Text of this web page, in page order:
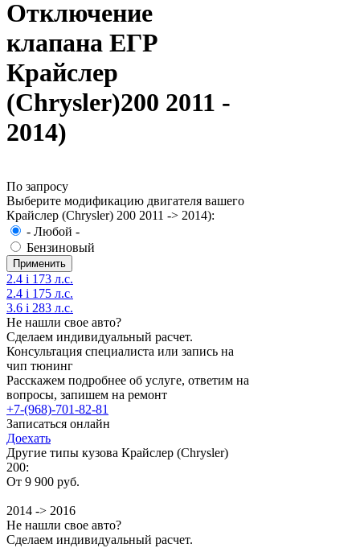
Отключение
клапана ЕГР
Крайслер
(Chrysler)200 2011 -
2014)
По запросу
Выберите модификацию двигателя вашего
Крайслер (Chrysler) 200 2011 -> 2014):
- Любой -
Бензиновый
2.4 i 173 л.с.
2.4 i 175 л.с.
3.6 i 283 л.с.
Не нашли свое авто?
Сделаем индивидуальный расчет.
Консультация специалиста или запись на
чип тюнинг
Расскажем подробнее об услуге, ответим на
вопросы, запишем на ремонт
+7-(968)-701-82-81
Записаться онлайн
Доехать
Другие типы кузова Крайслер (Chrysler)
200:
От 9 900 руб.
2014 -> 2016
Не нашли свое авто?
Сделаем индивидуальный расчет.